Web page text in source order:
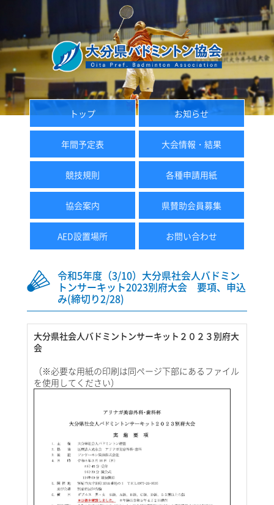
トップ お知らせ
年間予定表 大会情報・結果
競技規則 各種申請用紙
協会案内 県賛助会員募集
AED設置場所 お問い合わせ
令和5年度（3/10）大分県社会人バドミン
トンサーキット2023別府大会 要項、申込
み(締切り2/28)
大分県社会人バドミントンサーキット２０２３別府大
会
（※必要な用紙の印刷は同ページ下部にあるファイル
を使用してください）